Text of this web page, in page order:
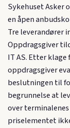
Sykehuset Asker
en åpen
Tre leverandører
Oppdragsgiver
IT AS. Etter
oppdragsgiver
beslutningen til
begrunnelse at
over
priselementet